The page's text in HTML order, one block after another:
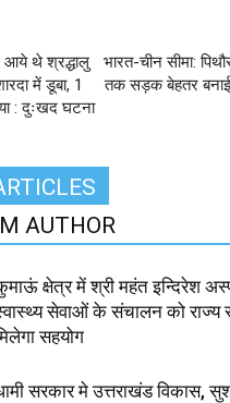
आये थे श्रद्धालु
में डूबा, 1
: दुःखद घटना
भारत-चीन सीमा:
तक सड़क बेहतर
AUTHOR
क्षेत्र में श्री महंत इन्दिरेश
सेवाओं के संचालन को राज्य
सहयोग
सरकार मे उत्तराखंड विकास,